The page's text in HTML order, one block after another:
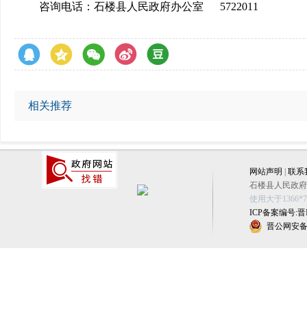
咨询电话：石楼县人民政府办公室 5722011
相关推荐
网站声明
联系
石楼县人民政
使用大于
ICP备案编号:晋
晋公网安